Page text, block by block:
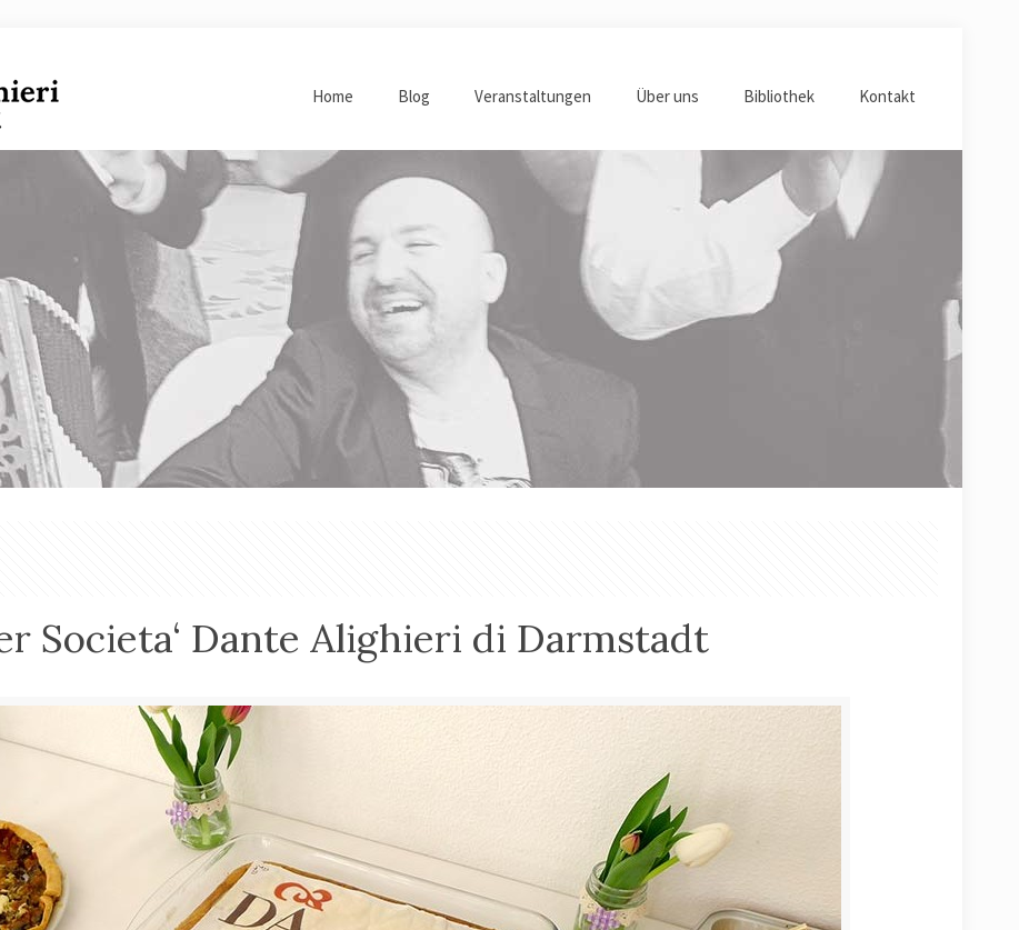
Home Blog Veranstaltungen Über uns Bibliothek Kontakt
Societa‘ Dante Alighieri di Darmstadt